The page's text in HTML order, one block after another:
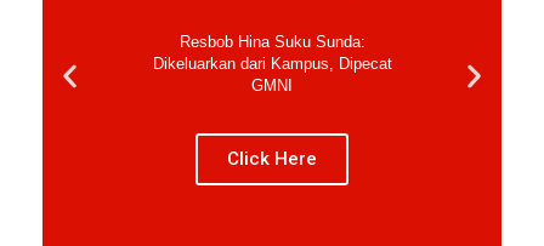
Resbob Hina Suku Sunda:
Dikeluarkan dari Kampus, Dipecat
GMNI
Click Here